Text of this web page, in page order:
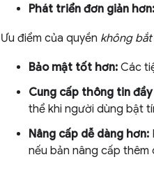
Phát triển đơn giản hơn:
Ưu điểm của quyền không
Bảo mật tốt hơn: Các
Cung cấp thông tin
thể khi người dùng bật
Nâng cấp dễ dàng hơn:
nếu bản nâng cấp